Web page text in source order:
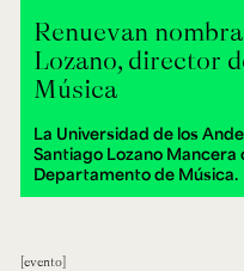
Renuevan
Lozano, director
Música
La Universidad de los
Santiago Lozano
Departamento de Música.
evento